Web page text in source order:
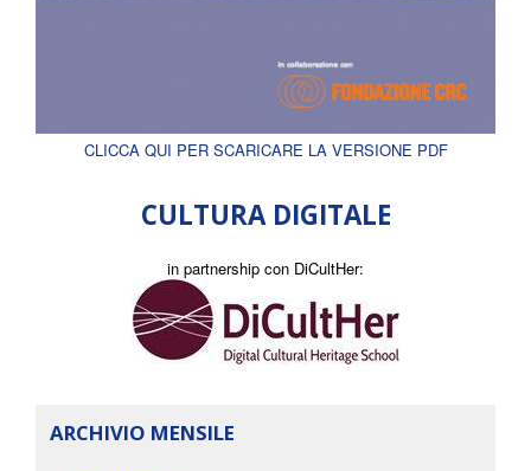
CLICCA QUI PER SCARICARE LA VERSIONE PDF
CULTURA DIGITALE
in partnership con DiCultHer:
ARCHIVIO MENSILE